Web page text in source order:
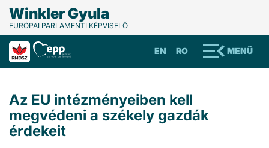
Winkler Gyula
EURÓPAI PARLAMENTI KÉPVISELŐ
MENÜ
RO
EN
Az EU intézményeiben kell
megvédeni a székely gazdák
érdekeit